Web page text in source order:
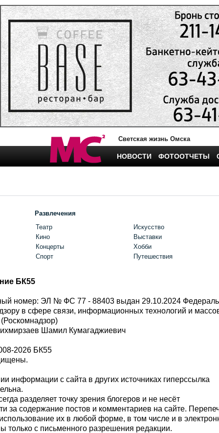
Светская жизнь Омска
НОВОСТИ ФОТООТЧЕТЫ
Развлечения
Театр
Кино
Концерты
Спорт
Искусство
Выставки
Хобби
Путешествия
БК55
номер: ЭЛ № ФС 77 - 88403 выдан 29.10.2024
в сфере связи, информационных технологий и
Шамил Кумагаджиевич
2026 БК55
информации с сайта в других источниках гиперссылка
разделяет точку зрения блогеров и не несёт
за содержание постов и комментариев на сайте.
их в любой форме, в том числе и в
с письменного разрешения редакции.